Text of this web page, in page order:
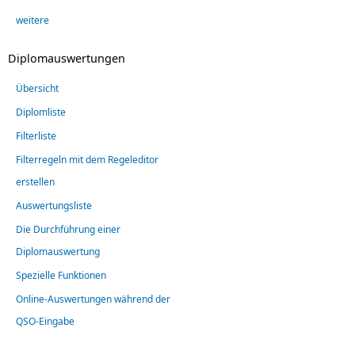
weitere
Diplomauswertungen
Übersicht
Diplomliste
Filterliste
Filterregeln mit dem Regeleditor
erstellen
Auswertungsliste
Die Durchführung einer
Diplomauswertung
Spezielle Funktionen
Online-Auswertungen während der
QSO-Eingabe